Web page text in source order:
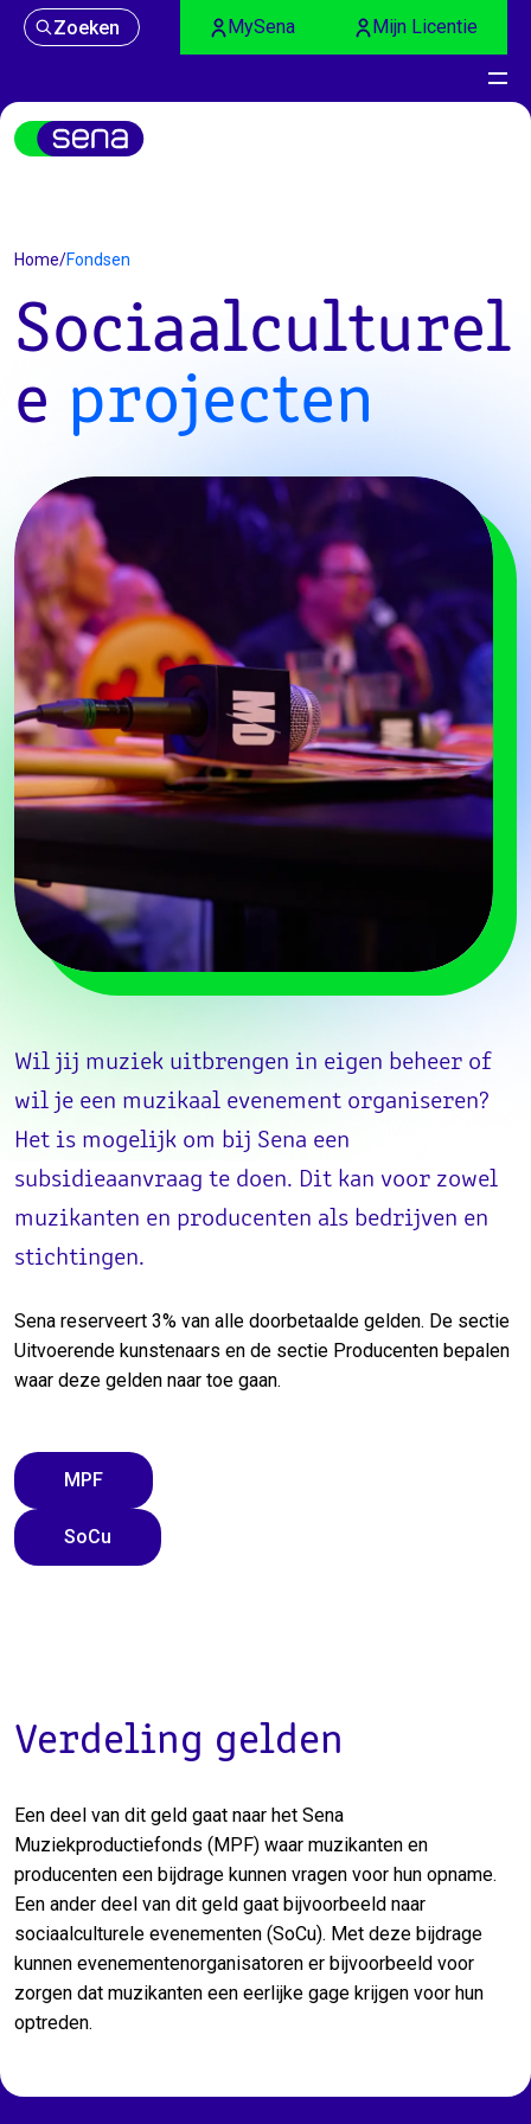
Zoeken MySena Mijn Licentie
Home/Fondsen
Sociaalculturel
e projecten
Wil jij muziek uitbrengen in eigen beheer of
wil je een muzikaal evenement organiseren?
Het is mogelijk om bij Sena een
subsidieaanvraag te doen. Dit kan voor zowel
muzikanten en producenten als bedrijven en
stichtingen.
Sena reserveert 3% van alle doorbetaalde gelden. De sectie
Uitvoerende kunstenaars en de sectie Producenten bepalen
waar deze gelden naar toe gaan.
MPF
SoCu
Verdeling gelden
Een deel van dit geld gaat naar het Sena
Muziekproductiefonds (MPF) waar muzikanten en
producenten een bijdrage kunnen vragen voor hun opname.
Een ander deel van dit geld gaat bijvoorbeeld naar
sociaalculturele evenementen (SoCu). Met deze bijdrage
kunnen evenementenorganisatoren er bijvoorbeeld voor
zorgen dat muzikanten een eerlijke gage krijgen voor hun
optreden.